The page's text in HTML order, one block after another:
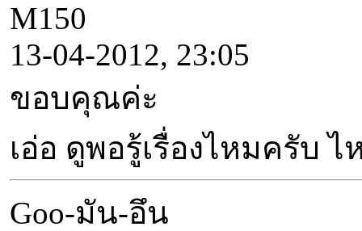
M150
13-04-2012, 23:05
ขอบคุณค่ะ
เอ่อ ดูพอรู้เรื่องไหมครับ
Goo-มัน-อึน